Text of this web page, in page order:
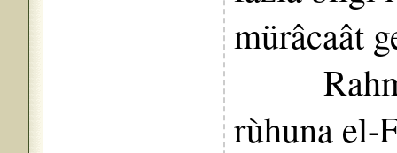
mürâcaât
rùhuna el-